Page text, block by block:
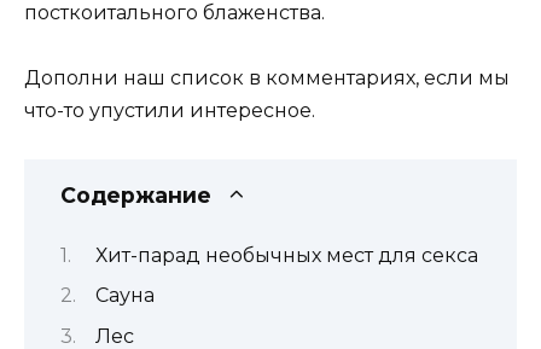
посткоитального блаженства.
Дополни наш список в комментариях, если мы
что-то упустили интересное.
Содержание
Хит-парад необычных мест для секса
Сауна
Лес